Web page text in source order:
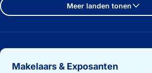
Meer landen tonen
Belangrijke links
Makelaars & Exposanten